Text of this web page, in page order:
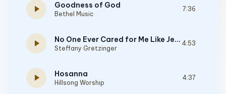
play_arrow Goodness of God
Bethel Music
7:36
play_arrow No One Ever Cared for Me Like Jesus
Steffany Gretzinger
4:53
play_arrow Hosanna
Hillsong Worship
4:37